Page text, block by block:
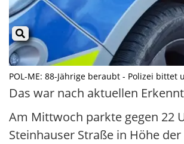
POL-ME: 88-Jährige beraubt - Polizei
Das war nach aktuellen
Am Mittwoch parkte gegen 22
Steinhauser Straße in Höhe